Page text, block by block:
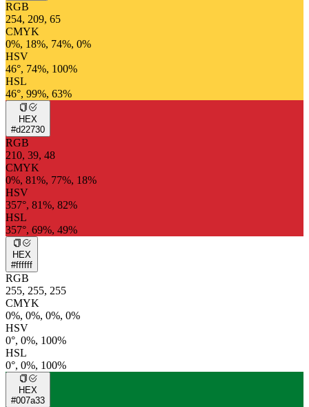
RGB
254, 209, 65
CMYK
0%, 18%, 74%, 0%
HSV
46°, 74%, 100%
HSL
46°, 99%, 63%
HEX
#d22730
RGB
210, 39, 48
CMYK
0%, 81%, 77%, 18%
HSV
357°, 81%, 82%
HSL
357°, 69%, 49%
HEX
#ffffff
RGB
255, 255, 255
CMYK
0%, 0%, 0%, 0%
HSV
0°, 0%, 100%
HSL
0°, 0%, 100%
HEX
#007a33